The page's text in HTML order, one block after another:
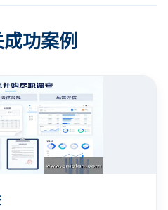
功案例